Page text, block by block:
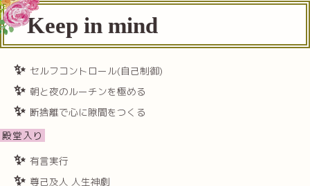
Keep in mind
セルフコントロール(自己制御)
朝と夜のルーチンを極める
断捨離で心に隙間をつくる
殿堂入り
有言実行
尊己及人 人生神劇